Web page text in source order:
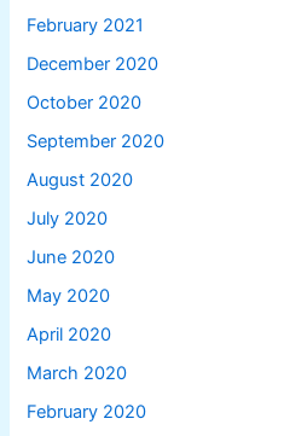
February 2021
December 2020
October 2020
September 2020
August 2020
July 2020
June 2020
May 2020
April 2020
March 2020
February 2020